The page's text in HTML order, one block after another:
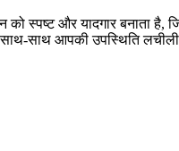
को स्पष्ट और यादगार बनाता
साथ आपकी उपस्थिति लचीली